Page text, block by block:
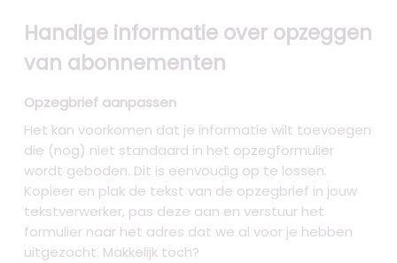
Handige informatie over opzeggen
van abonnementen
Opzegbrief aanpassen
Het kan voorkomen dat je informatie wilt toevoegen
die (nog) niet standaard in het opzegformulier
wordt geboden. Dit is eenvoudig op te lossen.
Kopieer en plak de tekst van de opzegbrief in jouw
tekstverwerker, pas deze aan en verstuur het
formulier naar het adres dat we al voor je hebben
uitgezocht. Makkelijk toch?